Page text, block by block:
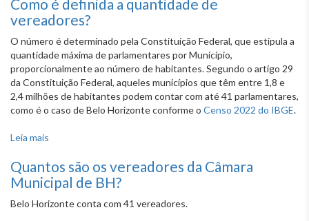
Como é definida a quantidade de
vereadores?
O número é determinado pela Constituição Federal, que estipula a
quantidade máxima de parlamentares por Município,
proporcionalmente ao número de habitantes. Segundo o artigo 29
da Constituição Federal, aqueles municípios que têm entre 1,8 e
2,4 milhões de habitantes podem contar com até 41 parlamentares,
como é o caso de Belo Horizonte conforme o Censo 2022 do IBGE.
Leia mais
Quantos são os vereadores da Câmara
Municipal de BH?
Belo Horizonte conta com 41 vereadores.